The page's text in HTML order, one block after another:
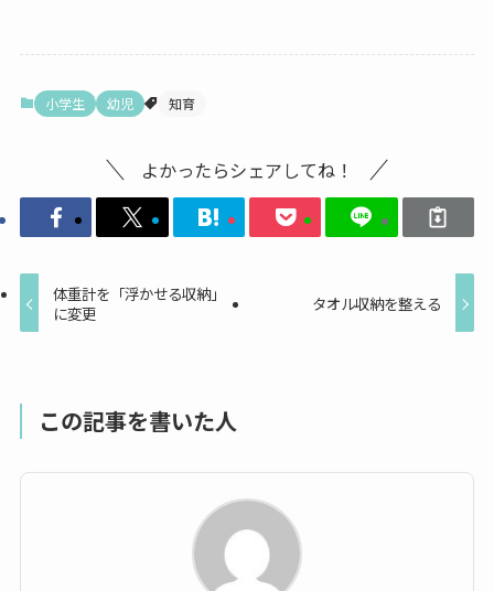
小学生 幼児 知育
よかったらシェアしてね！
体重計を「浮かせる収納」
に変更
タオル収納を整える
この記事を書いた人